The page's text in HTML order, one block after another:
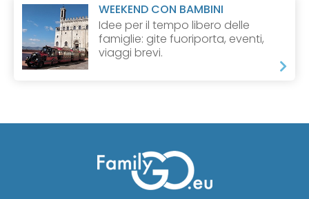
WEEKEND CON BAMBINI
Idee per il tempo libero delle
famiglie: gite fuoriporta, eventi,
viaggi brevi.